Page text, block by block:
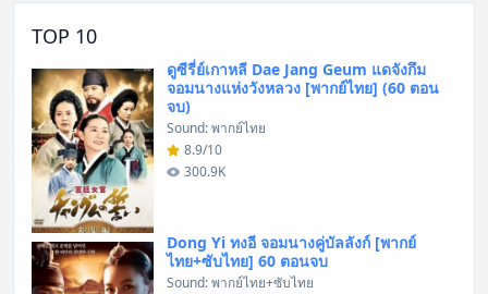
TOP 10
ดูซีรี่ย์เกาหลี Dae Jang Geum แดจังกึม
จอมนางแห่งวังหลวง [พากย์ไทย] (60 ตอน
จบ)
Sound: พากย์ไทย
8.9/10
300.9K
Dong Yi ทงอี จอมนางคู่บัลลังก์ [พากย์
ไทย+ซับไทย] 60 ตอนจบ
Sound: พากย์ไทย+ซับไทย